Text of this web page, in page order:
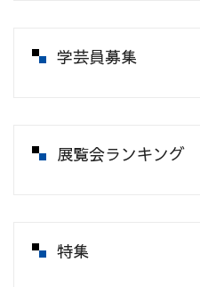
学芸員募集
展覧会ランキング
特集